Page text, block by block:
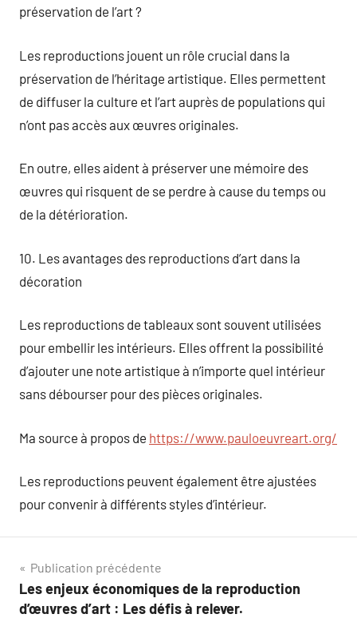
préservation de l’art ?
Les reproductions jouent un rôle crucial dans la
préservation de l’héritage artistique. Elles permettent
de diffuser la culture et l’art auprès de populations qui
n’ont pas accès aux œuvres originales.
En outre, elles aident à préserver une mémoire des
œuvres qui risquent de se perdre à cause du temps ou
de la détérioration.
10. Les avantages des reproductions d’art dans la
décoration
Les reproductions de tableaux sont souvent utilisées
pour embellir les intérieurs. Elles offrent la possibilité
d’ajouter une note artistique à n’importe quel intérieur
sans débourser pour des pièces originales.
Ma source à propos de https://www.pauloeuvreart.org/
Les reproductions peuvent également être ajustées
pour convenir à différents styles d’intérieur.
Navigation
de
Publication précédente
Les enjeux économiques de la reproduction
d’œuvres d’art : Les défis à relever.